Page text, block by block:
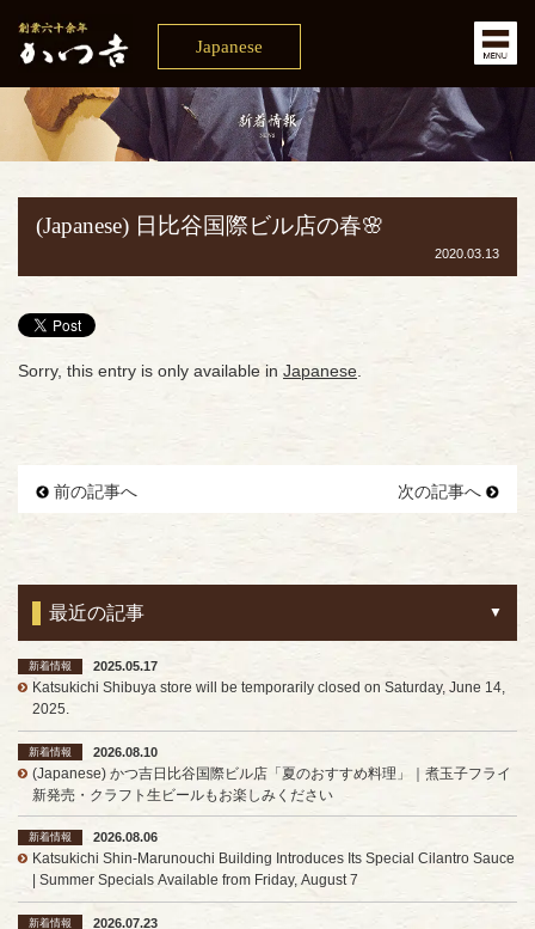
Japanese
(Japanese) 日比谷国際ビル店の春🌸
2020.03.13
Sorry, this entry is only available in Japanese.
前の記事へ 次の記事へ
最近の記事
新着情報
2025.05.17
Katsukichi Shibuya store will be temporarily closed on Saturday, June 14,
2025.
新着情報
2026.08.10
(Japanese) かつ吉日比谷国際ビル店「夏のおすすめ料理」｜煮玉子フライ
新発売・クラフト生ビールもお楽しみください
新着情報
2026.08.06
Katsukichi Shin-Marunouchi Building Introduces Its Special Cilantro Sauce
| Summer Specials Available from Friday, August 7
新着情報
2026.07.23